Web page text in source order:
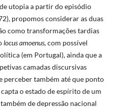
utopia a partir do episódio
propomos considerar as duas
como transformações tardias
locus amoenus, com possível
(em Portugal), ainda que a
camadas discursivas
perceber também até que ponto
o estado de espírito de um
de depressão nacional